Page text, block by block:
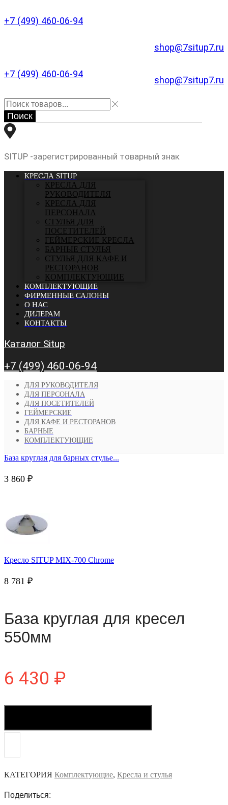
+7 (499) 460-06-94
shop@7situp7.ru
+7 (499) 460-06-94
shop@7situp7.ru
Поиск
SITUP -зарегистрированный товарный знак
КРЕСЛА SITUP
КРЕСЛА ДЛЯ
РУКОВОДИТЕЛЯ
КРЕСЛА ДЛЯ
ПЕРСОНАЛА
СТУЛЬЯ ДЛЯ
ПОСЕТИТЕЛЕЙ
ГЕЙМЕРСКИЕ КРЕСЛА
БАРНЫЕ СТУЛЬЯ
CТУЛЬЯ ДЛЯ КАФЕ И
РЕСТОРАНОВ
КОМПЛЕКТУЮЩИЕ
КОМПЛЕКТУЮЩИЕ
ФИРМЕННЫЕ САЛОНЫ
О НАС
ДИЛЕРАМ
КОНТАКТЫ
Каталог Situp
+7 (499) 460-06-94
ДЛЯ РУКОВОДИТЕЛЯ
ДЛЯ ПЕРСОНАЛА
ДЛЯ ПОСЕТИТЕЛЕЙ
ГЕЙМЕРСКИЕ
ДЛЯ КАФЕ И РЕСТОРАНОВ
БАРНЫЕ
КОМПЛЕКТУЮЩИЕ
База круглая для барных стулье...
3 860 ₽
Кресло SITUP MIX-700 Chrome
8 781 ₽
База круглая для кресел
550мм
6 430 ₽
КАТЕГОРИЯ Комплектующие, Кресла и стулья
Поделиться: